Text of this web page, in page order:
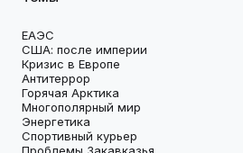
ЕАЭС
США: после империи
Кризис в Европе
Антитеррор
Горячая Арктика
Многополярный мир
Энергетика
Спортивный курьер